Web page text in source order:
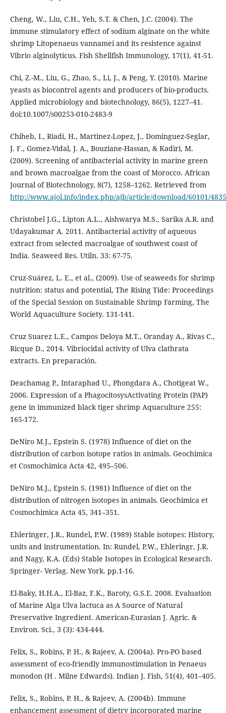
Cheng, W., Liu, C.H., Yeh, S.T. & Chen, J.C. (2004). The
immune stimulatory effect of sodium alginate on the white
shrimp Litopenaeus vannamei and its resistence against
Vibrio alginolyticus. Fish Shellfish Immunology, 17(1), 41-51.
Chi, Z.-M., Liu, G., Zhao, S., Li, J., & Peng, Y. (2010). Marine
yeasts as biocontrol agents and producers of bio-products.
Applied microbiology and biotechnology, 86(5), 1227–41.
doi:10.1007/s00253-010-2483-9
Chiheb, I., Riadi, H., Martinez-Lopez, J., Dominguez-Seglar,
J. F., Gomez-Vidal, J. A., Bouziane-Hassan, & Kadiri, M.
(2009). Screening of antibacterial activity in marine green
and brown macroalgae from the coast of Morocco. African
Journal of Biotechnology, 8(7), 1258–1262. Retrieved from
http://www.ajol.info/index.php/ajb/article/download/60101/
Christobel J.G., Lipton A.L., Aishwarya M.S., Sarika A.R. and
Udayakumar A. 2011. Antibacterial activity of aqueous
extract from selected macroalgae of southwest coast of
India. Seaweed Res. Utiln. 33: 67-75.
Cruz-Suárez, L. E., et al., (2009). Use of seaweeds for shrimp
nutrition: status and potential, The Rising Tide: Proceedings
of the Special Session on Sustainable Shrimp Farming, The
World Aquaculture Society. 131-141.
Cruz Suarez L.E., Campos Deloya M.T., Oranday A., Rivas C.,
Ricque D., 2014. Vibriocidal activity of Ulva clathrata
extracts. En preparación.
Deachamag P., Intaraphad U., Phongdara A., Chotigeat W.,
2006. Expression of a PhagocitosysActivating Protein (PAP)
gene in immunized black tiger shrimp Aquaculture 255:
165-172.
DeNiro M.J., Epstein S. (1978) Influence of diet on the
distribution of carbon isotope ratios in animals. Geochimica
et Cosmochimica Acta 42, 495–506.
DeNiro M.J., Epstein S. (1981) Influence of diet on the
distribution of nitrogen isotopes in animals. Geochimica et
Cosmochimica Acta 45, 341–351.
Ehleringer, J.R., Rundel, P.W. (1989) Stable isotopes: History,
units and instrumentation. In: Rundel, P.W., Ehleringr, J.R.
and Nagy, K.A. (Eds) Stable Isotopes in Ecological Research.
Springer- Verlag. New York. pp.1-16.
El-Baky, H.H.A., El-Baz, F.K., Baroty, G.S.E. 2008. Evaluation
of Marine Alga Ulva lactuca as A Source of Natural
Preservative Ingredient. American-Eurasian J. Agric. &
Environ. Sci., 3 (3): 434-444.
Felix, S., Robins, P. H., & Rajeev, A. (2004a). Pro-PO based
assessment of eco-friendly immunostimulation in Penaeus
monodon (H . Milne Edwards). Indian J. Fish, 51(4), 401–405.
Felix, S., Robins, P. H., & Rajeev, A. (2004b). Immune
enhancement assessment of dietry incorporated marine